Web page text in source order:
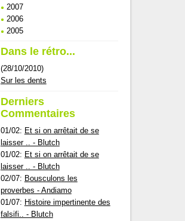
2007
2006
2005
Dans le rétro...
(28/10/2010)
Sur les dents
Derniers
Commentaires
01/02: Et si on arrêtait de se
laisser .. - Blutch
01/02: Et si on arrêtait de se
laisser .. - Blutch
02/07: Bousculons les
proverbes - Andiamo
01/07: Histoire impertinente des
falsifi.. - Blutch